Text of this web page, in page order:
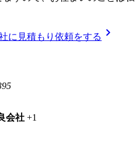
に見積もり依頼をする chevron_right
会社 +1